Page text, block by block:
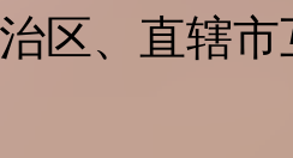
区、直辖